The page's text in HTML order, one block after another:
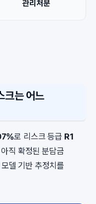
관리처분
크는 어느
로 리스크 등급 R1
직 확정된 분담금
델 기반 추정치를